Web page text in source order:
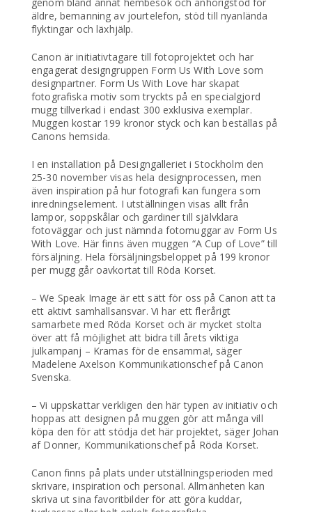
äldre, bemanning av jourtelefon, stöd till nyanlända
flyktingar och läxhjälp.
Canon är initiativtagare till fotoprojektet och har
engagerat designgruppen Form Us With Love som
designpartner. Form Us With Love har skapat
fotografiska motiv som tryckts på en specialgjord
mugg tillverkad i endast 300 exklusiva exemplar.
Muggen kostar 199 kronor styck och kan beställas på
Canons hemsida.
I en installation på Designgalleriet i Stockholm den
25-30 november visas hela designprocessen, men
även inspiration på hur fotografi kan fungera som
inredningselement. I utställningen visas allt från
lampor, soppskålar och gardiner till självklara
fotoväggar och just nämnda fotomuggar av Form Us
With Love. Här finns även muggen “A Cup of Love” till
försäljning. Hela försäljningsbeloppet på 199 kronor
per mugg går oavkortat till Röda Korset.
– We Speak Image är ett sätt för oss på Canon att ta
ett aktivt samhällsansvar. Vi har ett flerårigt
samarbete med Röda Korset och är mycket stolta
över att få möjlighet att bidra till årets viktiga
julkampanj – Kramas för de ensamma!, säger
Madelene Axelson Kommunikationschef på Canon
Svenska.
– Vi uppskattar verkligen den här typen av initiativ och
hoppas att designen på muggen gör att många vill
köpa den för att stödja det här projektet, säger Johan
af Donner, Kommunikationschef på Röda Korset.
Canon finns på plats under utställningsperioden med
skrivare, inspiration och personal. Allmänheten kan
skriva ut sina favoritbilder för att göra kuddar,